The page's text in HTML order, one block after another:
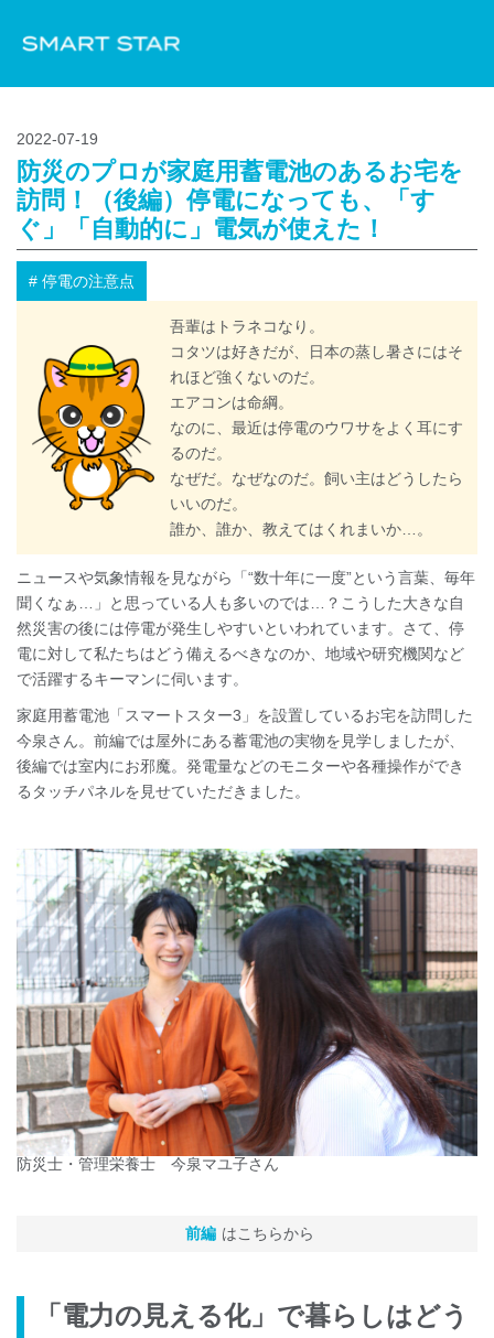
2022-07-19
防災のプロが家庭用蓄電池のあるお宅を
訪問！（後編）停電になっても、「す
ぐ」「自動的に」電気が使えた！
# 停電の注意点
吾輩はトラネコなり。
コタツは好きだが、日本の蒸し暑さにはそ
れほど強くないのだ。
エアコンは命綱。
なのに、最近は停電のウワサをよく耳にす
るのだ。
なぜだ。なぜなのだ。飼い主はどうしたら
いいのだ。
誰か、誰か、教えてはくれまいか…。
ニュースや気象情報を見ながら「“数十年に一度”という言葉、毎年
聞くなぁ…」と思っている人も多いのでは…？こうした大きな自
然災害の後には停電が発生しやすいといわれています。さて、停
電に対して私たちはどう備えるべきなのか、地域や研究機関など
で活躍するキーマンに伺います。
家庭用蓄電池「スマートスター3」を設置しているお宅を訪問した
今泉さん。前編では屋外にある蓄電池の実物を見学しましたが、
後編では室内にお邪魔。発電量などのモニターや各種操作ができ
るタッチパネルを見せていただきました。
防災士・管理栄養士 今泉マユ子さん
前編 はこちらから
「電力の見える化」で暮らしはどう